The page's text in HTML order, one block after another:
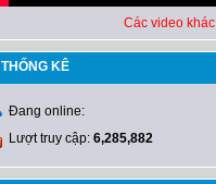
Các video khác
THỐNG KÊ
Đang online:
Lượt truy cập: 6,285,882